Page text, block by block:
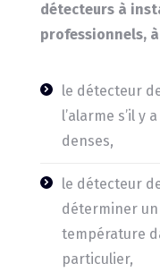
détecteurs à
professionnels,
le détecteur
l’alarme s’il y
denses,
le détecteur
déterminer
température
particulier,